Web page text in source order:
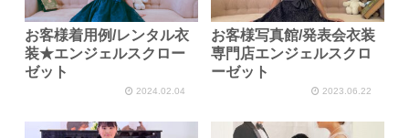
お客様着用例/レンタル衣
装★エンジェルスクロー
ゼット
2024.02.04
お客様写真館/発表会衣装
専門店エンジェルスクロ
ーゼット
2023.06.22